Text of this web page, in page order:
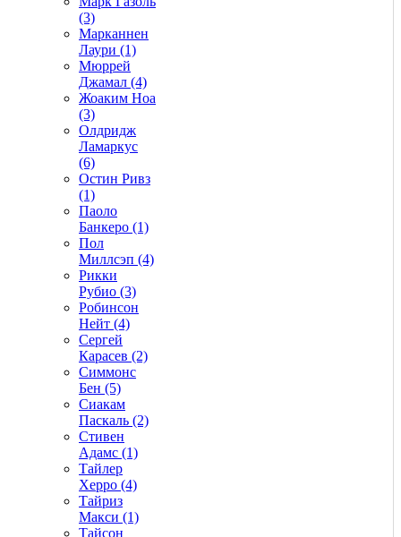
(3)
Марканнен
Лаури (1)
Мюррей
Джамал (4)
Жоаким Ноа
(3)
Олдридж
Ламаркус
(6)
Остин Ривз
(1)
Паоло
Банкеро (1)
Пол
Миллсэп (4)
Рикки
Рубио (3)
Робинсон
Нейт (4)
Сергей
Карасев (2)
Симмонс
Бен (5)
Сиакам
Паскаль (2)
Стивен
Адамс (1)
Тайлер
Херро (4)
Тайриз
Макси (1)
Тайсон